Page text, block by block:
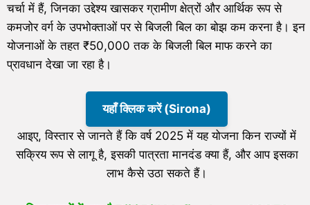
चर्चा में हैं, जिनका उद्देश्य खासकर ग्रामीण क्षेत्रों और आर्थिक रूप से
कमजोर वर्ग के उपभोक्ताओं पर से बिजली बिल का बोझ कम करना है। इन
योजनाओं के तहत ₹50,000 तक के बिजली बिल माफ करने का
प्रावधान देखा जा रहा है।
यहाँ क्लिक करें (Sirona)
आइए, विस्तार से जानते हैं कि वर्ष 2025 में यह योजना किन राज्यों में
सक्रिय रूप से लागू है, इसकी पात्रता मानदंड क्या हैं, और आप इसका
लाभ कैसे उठा सकते हैं।